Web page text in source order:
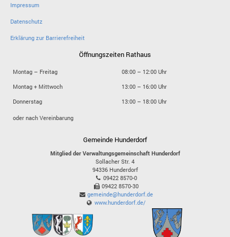
Impressum
Datenschutz
Erklärung zur Barrierefreiheit
Öffnungszeiten Rathaus
Montag – Freitag
08:00 – 12:00 Uhr
Montag + Mittwoch
13:00 – 16:00 Uhr
Donnerstag
13:00 – 18:00 Uhr
oder nach Vereinbarung
Gemeinde Hunderdorf
Mitglied der Verwaltungsgemeinschaft Hunderdorf
Sollacher Str. 4
94336 Hunderdorf
09422 8570-0
09422 8570-30
gemeinde@hunderdorf.de
www.hunderdorf.de/